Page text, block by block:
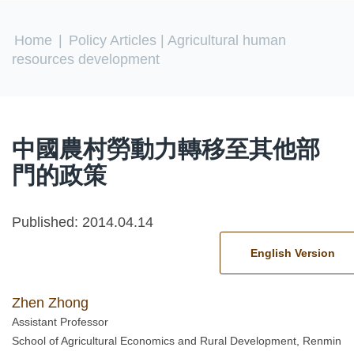
You are here
Home Policy Articles | Agricultural human
resources development
中國農村勞動力轉移至其他部
門的政策
Published: 2014.04.14
English Version
Zhen Zhong
Assistant Professor
School of Agricultural Economics and Rural Development, Renmin